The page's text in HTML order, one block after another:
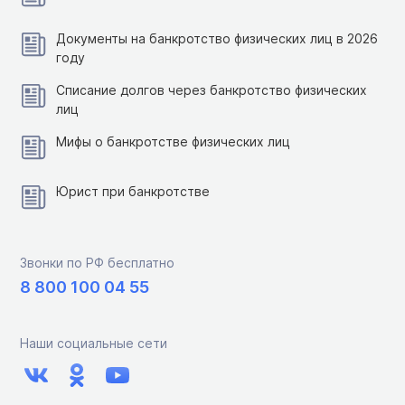
Документы на банкротство физических лиц в 2026
году
Списание долгов через банкротство физических
лиц
Мифы о банкротстве физических лиц
Юрист при банкротстве
Звонки по РФ бесплатно
8 800 100 04 55
Наши социальные сети